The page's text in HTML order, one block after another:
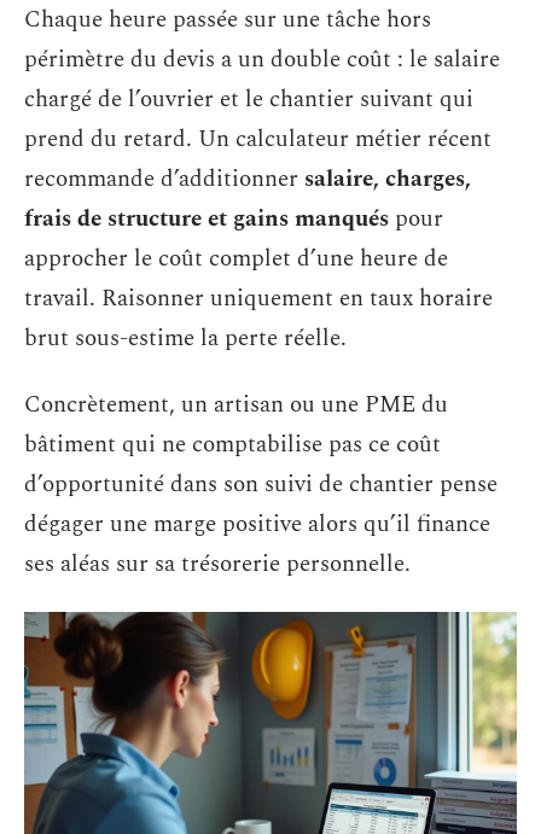
Chaque heure passée sur une tâche hors
périmètre du devis a un double coût : le salaire
chargé de l’ouvrier et le chantier suivant qui
prend du retard. Un calculateur métier récent
recommande d’additionner salaire, charges,
frais de structure et gains manqués pour
approcher le coût complet d’une heure de
travail. Raisonner uniquement en taux horaire
brut sous-estime la perte réelle.
Concrètement, un artisan ou une PME du
bâtiment qui ne comptabilise pas ce coût
d’opportunité dans son suivi de chantier pense
dégager une marge positive alors qu’il finance
ses aléas sur sa trésorerie personnelle.